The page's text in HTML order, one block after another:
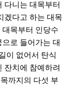
다니는 대목부터
겠다고 하는 대목
목부터 인당수
로 들어가는 대
이 없어서 탄식
잔치에 참예하려
까지의 다섯 부